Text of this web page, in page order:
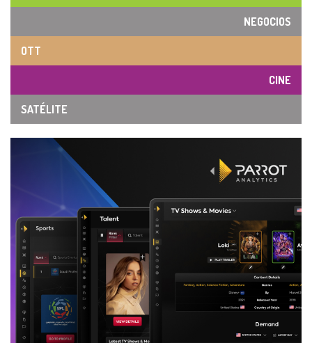
NEGOCIOS
OTT
CINE
SATÉLITE